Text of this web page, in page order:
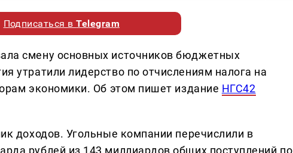
Подписаться вTelegram
смену основных источников бюджетных
утратили лидерство по отчислениям налога на
экономики. Об этом пишет издание НГС42
доходов. Угольные компании перечислили в
рублей из 143 миллиардов общих поступлений по